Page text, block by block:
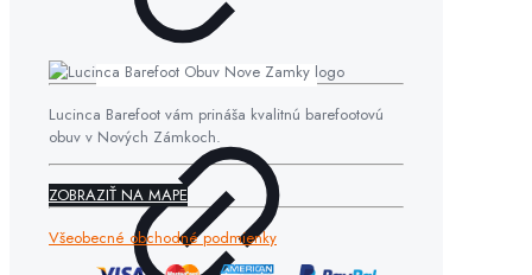
Lucinca Barefoot vám prináša kvalitnú barefootovú
obuv v Nových Zámkoch.
ZOBRAZIŤ NA MAPE
Všeobecné obchodné podmienky